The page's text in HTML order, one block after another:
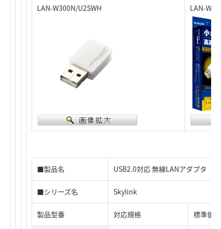
LAN-W300N/U2SWH LAN-
■製品名 USB2.0対応 無線LANアダプタ
■シリーズ名 Skylink
製品型番 対応規格 標準価格